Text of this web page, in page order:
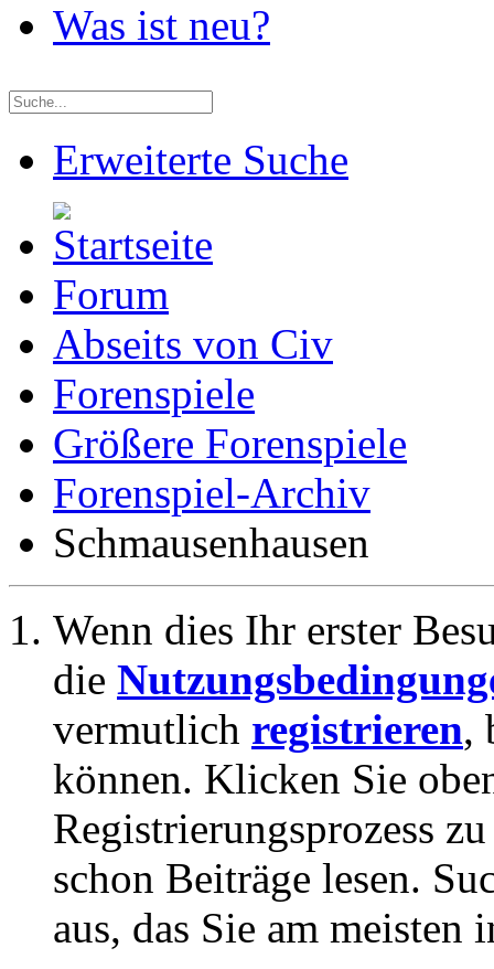
Was ist neu?
Erweiterte Suche
Forum
Abseits von Civ
Forenspiele
Größere Forenspiele
Forenspiel-Archiv
Schmausenhausen
Wenn dies Ihr erster
die
vermutlich registrieren,
können. Klicken Sie
Registrierungsprozess
schon Beiträge lesen.
aus, das Sie am meisten